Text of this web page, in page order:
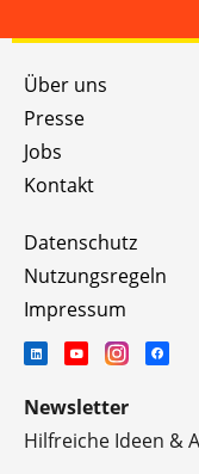
Über uns
Presse
Jobs
Kontakt
Datenschutz
Nutzungsregeln
Impressum
Newsletter
Hilfreiche Ideen &